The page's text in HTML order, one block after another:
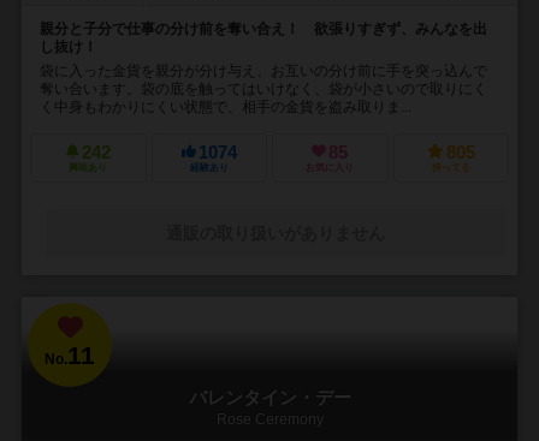
親分と子分で仕事の分け前を奪い合え！ 欲張りすぎず、みんなを出
し抜け！
袋に入った金貨を親分が分け与え、お互いの分け前に手を突っ込んで
奪い合います。袋の底を触ってはいけなく、袋が小さいので取りにく
く中身もわかりにくい状態で、相手の金貨を盗み取りま...
242
興味あり
1074
経験あり
85
お気に入り
805
持ってる
No.11
バレンタイン・デー
Rose Ceremony